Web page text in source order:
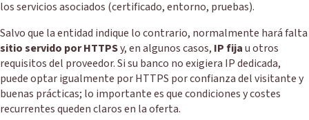
Notas de prensa
Redes sociales
Redacción de contenidos
Restaurantes
Hosting Plan Correo 10
Hosting Profesional Mac
Migración de correo IMAP
Servidor dedicado Linux administrado
Certificado Seguridad SSL
los servicios asociados (certificado, entorno, pruebas).
Salvo que la entidad indique lo contrario, normalmente hará falta
sitio servido por HTTPSy, en algunos casos, IP fijau otros
requisitos del proveedor. Si su banco no exigiera IP dedicada,
puede optar igualmente por HTTPS por confianza del visitante y
buenas prácticas; lo importante es que condiciones y costes
recurrentes queden claros en la oferta.